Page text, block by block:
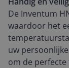
De Inventum
waardoor het
uw
om de